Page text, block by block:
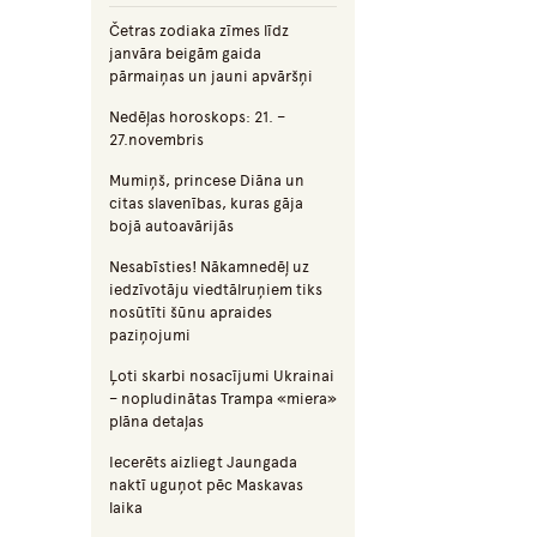
Četras zodiaka zīmes līdz
janvāra beigām gaida
pārmaiņas un jauni apvāršņi
Nedēļas horoskops: 21. –
27.novembris
Mumiņš, princese Diāna un
citas slavenības, kuras gāja
bojā autoavārijās
Nesabīsties! Nākamnedēļ uz
iedzīvotāju viedtālruņiem tiks
nosūtīti šūnu apraides
paziņojumi
Ļoti skarbi nosacījumi Ukrainai
– nopludinātas Trampa «miera»
plāna detaļas
Iecerēts aizliegt Jaungada
naktī uguņot pēc Maskavas
laika